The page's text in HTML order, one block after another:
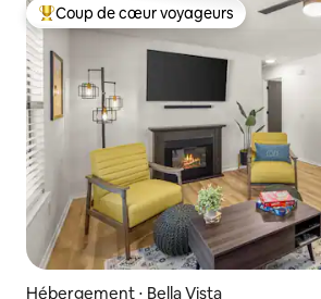
Coups de cœur voyageurs les plus
Coup de cœur voyageurs
Hébergement ⋅ Bella Vista